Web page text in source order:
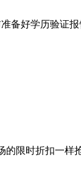
备好学历验证
限时折扣一